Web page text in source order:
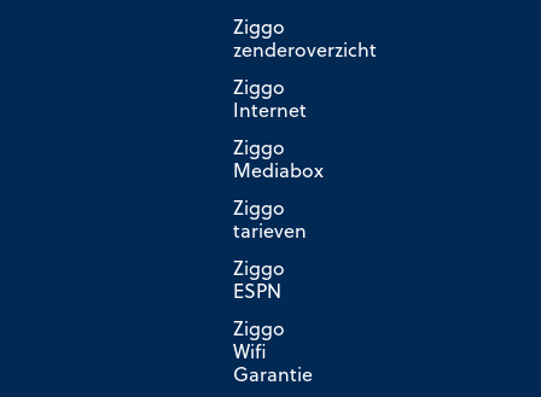
Ziggo
zenderoverzicht
Ziggo
Internet
Ziggo
Mediabox
Ziggo
tarieven
Ziggo
ESPN
Ziggo
Wifi
Garantie